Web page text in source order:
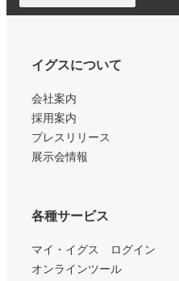
イグスについて
会社案内
採用案内
プレスリリース
展示会情報
各種サービス
マイ・イグス ログイン
オンラインツール